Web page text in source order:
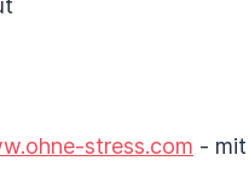
stress.com -